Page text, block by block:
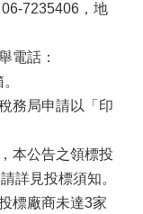
7235406，地
電話：
務局申請以「印
本公告之領標投
詳見投標須知。
標廠商未達3家